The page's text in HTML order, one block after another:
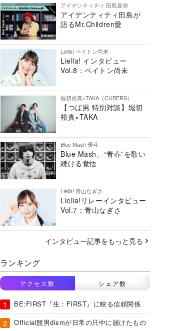
アイデンティティ 田島直弥
アイデンティティ田島が
語るMr.Children愛
Liella! ペイトン尚未
Liella! インタビュー
Vol.8：ペイトン尚未
堀切裕真×TAKA（CUBERS）
【つば男 特別対談】堀切
裕真×TAKA
Blue Mash 優斗
Blue Mash、“青春”を歌い
続ける覚悟
Liella! 青山なぎさ
Liella!リレーインタビュー
Vol.7：青山なぎさ
インタビュー記事をもっと見る
ランキング
アクセス数 シェア数
BE:FIRST『生：FIRST』に映る信頼関係
Official髭男dismが日常の只中に届けたもの